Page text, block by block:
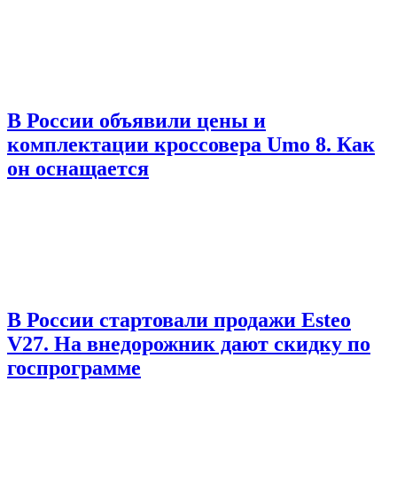
В России объявили цены и
комплектации кроссовера Umo 8. Как
он оснащается
В России стартовали продажи Esteo
V27. На внедорожник дают скидку по
госпрограмме